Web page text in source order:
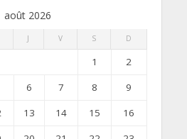
août 2026
J V S D
1
2
6 7 8
9
13 14 15
16